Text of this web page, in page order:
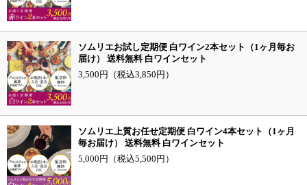
ソムリエお試し定期便 白ワイン2本セット（1ヶ月毎お
届け） 送料無料 白ワインセット
3,500円（税込3,850円）
ソムリエ上質お任せ定期便 白ワイン4本セット（1ヶ月
毎お届け） 送料無料 白ワインセット
5,000円（税込5,500円）